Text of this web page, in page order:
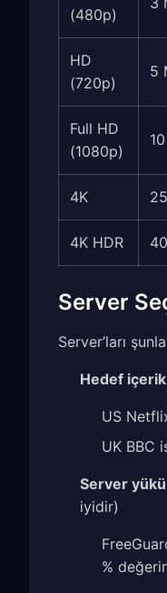
(480p)
HD
(720p)
5
Full HD
(1080p)
4K
4K HDR
Server
Server’ları
Hedef
US
UK BBC
Server yükü
iyidir)
%